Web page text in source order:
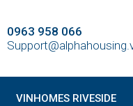
0963 958 066
VINHOMES RIVESIDE